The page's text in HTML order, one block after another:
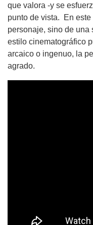
que valora -y se
punto de vista. En
personaje, sino de
estilo cinematográfico
arcaico o ingenuo, la
agrado.